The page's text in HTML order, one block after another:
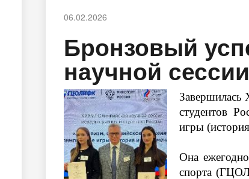
06.02.2026
Бронзовый
научной сессии
студентов
игры
Она
спорта